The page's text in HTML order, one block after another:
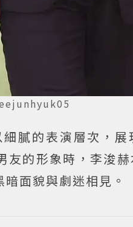
膩的表演層次，
友的形象時，李浚
面貌與劇迷相見。